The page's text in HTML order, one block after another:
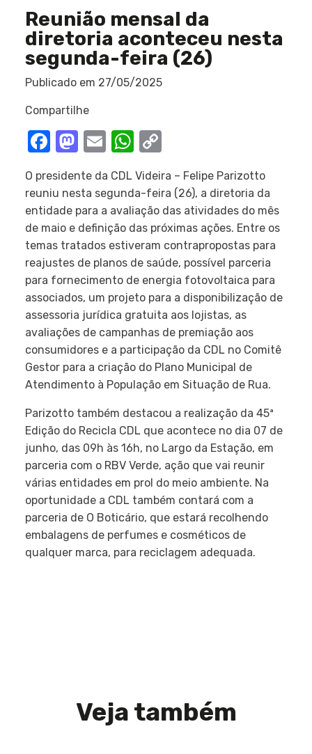
Reunião mensal da
diretoria aconteceu nesta
segunda-feira (26)
Publicado em 27/05/2025
Compartilhe
Facebook
Mastodon
EmailWhatsApp
O presidente da CDL Videira – Felipe Parizotto
reuniu nesta segunda-feira (26), a diretoria da
entidade para a avaliação das atividades do mês
de maio e definição das próximas ações. Entre os
temas tratados estiveram contrapropostas para
reajustes de planos de saúde, possível parceria
para fornecimento de energia fotovoltaica para
associados, um projeto para a disponibilização de
assessoria jurídica gratuita aos lojistas, as
avaliações de campanhas de premiação aos
consumidores e a participação da CDL no Comitê
Gestor para a criação do Plano Municipal de
Atendimento à População em Situação de Rua.
Parizotto também destacou a realização da 45ª
Edição do Recicla CDL que acontece no dia 07 de
junho, das 09h às 16h, no Largo da Estação, em
parceria com o RBV Verde, ação que vai reunir
várias entidades em prol do meio ambiente. Na
oportunidade a CDL também contará com a
parceria de O Boticário, que estará recolhendo
embalagens de perfumes e cosméticos de
qualquer marca, para reciclagem adequada.
Veja também